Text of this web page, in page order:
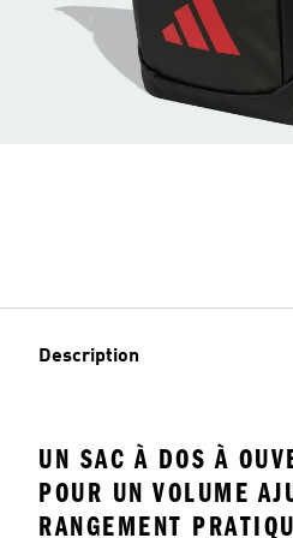
Description
UN SAC À DOS À
POUR UN VOLUME
RANGEMENT